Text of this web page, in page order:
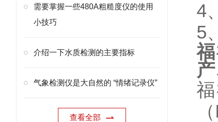
需要掌握一些480A粗糙度仪的使用
小技巧
介绍一下水质检测的主要指标
气象检测仪是大自然的 “情绪记录仪”
查看全部
4
5